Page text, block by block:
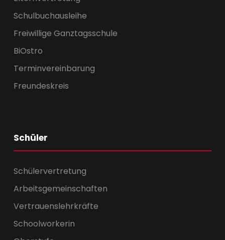
Schulbuchausleihe
Freiwillige Ganztagsschule
BiOstro
Terminvereinbarung
Freundeskreis
Schüler
Schülervertretung
Arbeitsgemeinschaften
Vertrauenslehrkräfte
Schoolworkerin